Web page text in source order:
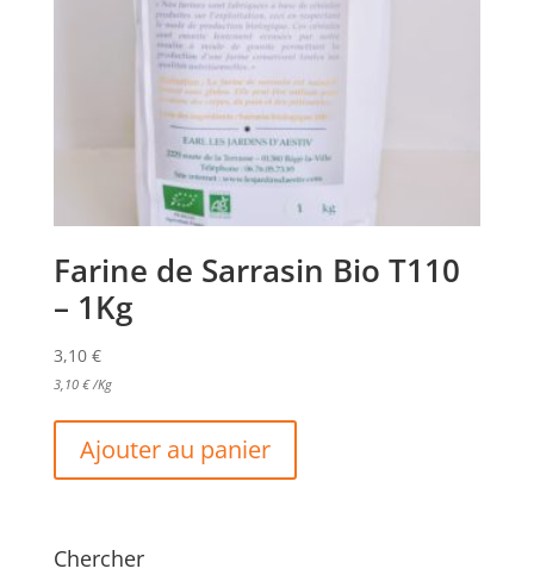
Farine de Sarrasin Bio T110
– 1Kg
3,10 €
3,10 € /Kg
Ajouter au panier
Chercher